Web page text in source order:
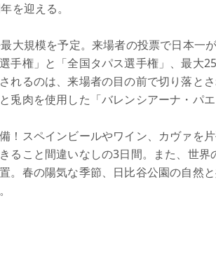
を迎える。
大規模を予定。来場者の投票で日本一
手権」と「全国タパス選手権」、最大
れるのは、来場者の目の前で切り落と
兎肉を使用した「バレンシアーナ・パ
！スペインビールやワイン、カヴァ
ること間違いなしの3日間。また、世
。春の陽気な季節、日比谷公園の自然